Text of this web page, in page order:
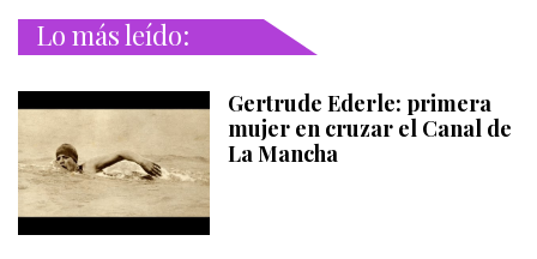
Lo más leído:
Gertrude Ederle: primera
mujer en cruzar el Canal de
La Mancha